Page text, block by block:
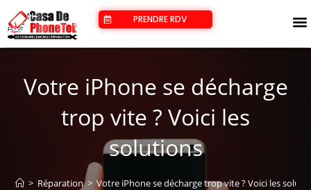
PRENDRE RDV
Votre iPhone se décharge
trop vite ? Voici les
solutions
> Réparation > Votre iPhone se décharge trop vite ? Voici les